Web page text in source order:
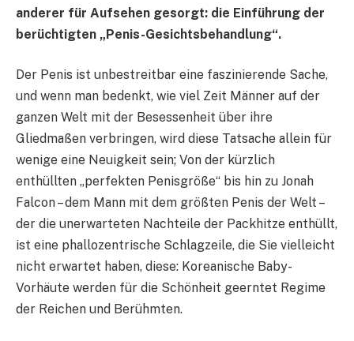
anderer für Aufsehen gesorgt: die Einführung der
berüchtigten „Penis-Gesichtsbehandlung“.
Der Penis ist unbestreitbar eine faszinierende Sache,
und wenn man bedenkt, wie viel Zeit Männer auf der
ganzen Welt mit der Besessenheit über ihre
Gliedmaßen verbringen, wird diese Tatsache allein für
wenige eine Neuigkeit sein; Von der kürzlich
enthüllten „perfekten Penisgröße“ bis hin zu Jonah
Falcon – dem Mann mit dem größten Penis der Welt –
der die unerwarteten Nachteile der Packhitze enthüllt,
ist eine phallozentrische Schlagzeile, die Sie vielleicht
nicht erwartet haben, diese: Koreanische Baby-
Vorhäute werden für die Schönheit geerntet Regime
der Reichen und Berühmten.